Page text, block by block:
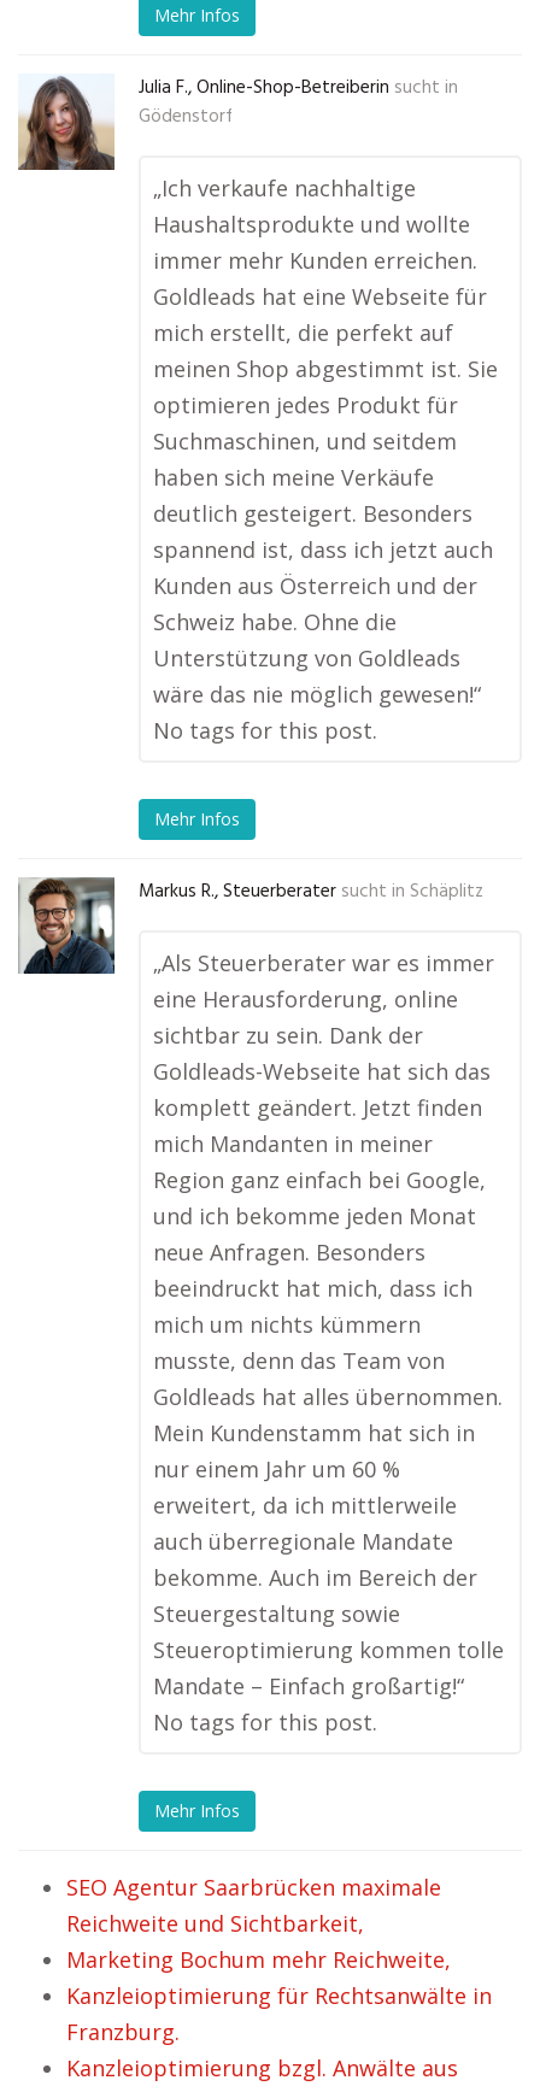
Mehr Infos
Julia F., Online-Shop-Betreiberin sucht in
Gödenstorf
„Ich verkaufe nachhaltige
Haushaltsprodukte und wollte
immer mehr Kunden erreichen.
Goldleads hat eine Webseite für
mich erstellt, die perfekt auf
meinen Shop abgestimmt ist. Sie
optimieren jedes Produkt für
Suchmaschinen, und seitdem
haben sich meine Verkäufe
deutlich gesteigert. Besonders
spannend ist, dass ich jetzt auch
Kunden aus Österreich und der
Schweiz habe. Ohne die
Unterstützung von Goldleads
wäre das nie möglich gewesen!“
No tags for this post.
Mehr Infos
Markus R., Steuerberater sucht in Schäplitz
„Als Steuerberater war es immer
eine Herausforderung, online
sichtbar zu sein. Dank der
Goldleads-Webseite hat sich das
komplett geändert. Jetzt finden
mich Mandanten in meiner
Region ganz einfach bei Google,
und ich bekomme jeden Monat
neue Anfragen. Besonders
beeindruckt hat mich, dass ich
mich um nichts kümmern
musste, denn das Team von
Goldleads hat alles übernommen.
Mein Kundenstamm hat sich in
nur einem Jahr um 60 %
erweitert, da ich mittlerweile
auch überregionale Mandate
bekomme. Auch im Bereich der
Steuergestaltung sowie
Steueroptimierung kommen tolle
Mandate – Einfach großartig!“
No tags for this post.
Mehr Infos
SEO Agentur Saarbrücken maximale
Reichweite und Sichtbarkeit,
Marketing Bochum mehr Reichweite,
Kanzleioptimierung für Rechtsanwälte in
Franzburg.
Kanzleioptimierung bzgl. Anwälte aus